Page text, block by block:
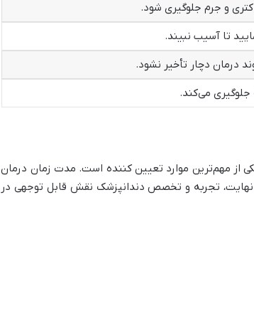
و جرم جلوگیری شود.
تا آسیب نبیند.
درمان دچار تأخیر نشود.
جلوگیری می‌کند.
از مهم‌ترین موارد تعیین کننده است. مدت زمان درمان
نهایت، تجربه و تخصص دندانپزشک نقش قابل توجهی در